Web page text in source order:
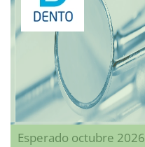
Esperado octubre 2026